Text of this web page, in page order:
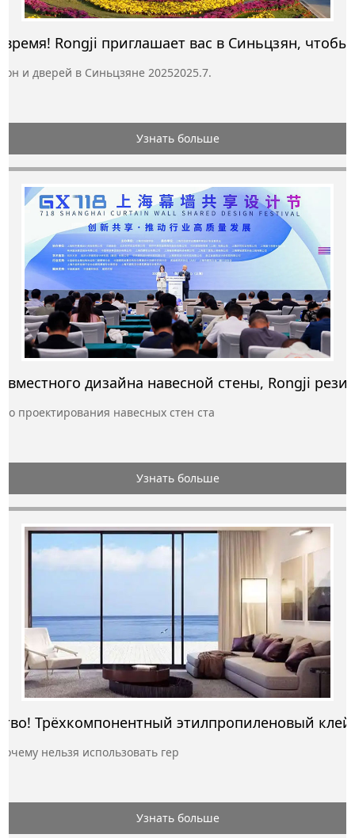
и дверей в Синьцзяне 20252025.7.
Узнать больше
проектирования навесных стен ста
Узнать больше
этиленовый клей Почему нельзя использовать гер
Узнать больше